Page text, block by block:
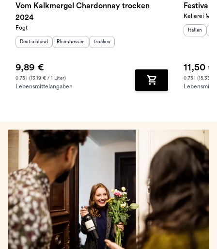
Vom Kalkmergel Chardonnay trocken
2024
Fogt
Herkunftsland
Deutschland Herkunftsregion :
Rheinhessen Geschmack
trocken
9,89 €
0.75 l (13.19 € / 1 Liter)
Lebensmittelangaben Zum Warenkorb
Festival
Kellerei
Italien
11,50 €
0.75 l (15.33 €